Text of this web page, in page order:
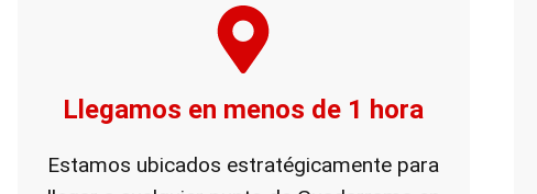
Llegamos en menos de 1 hora
Estamos ubicados estratégicamente para